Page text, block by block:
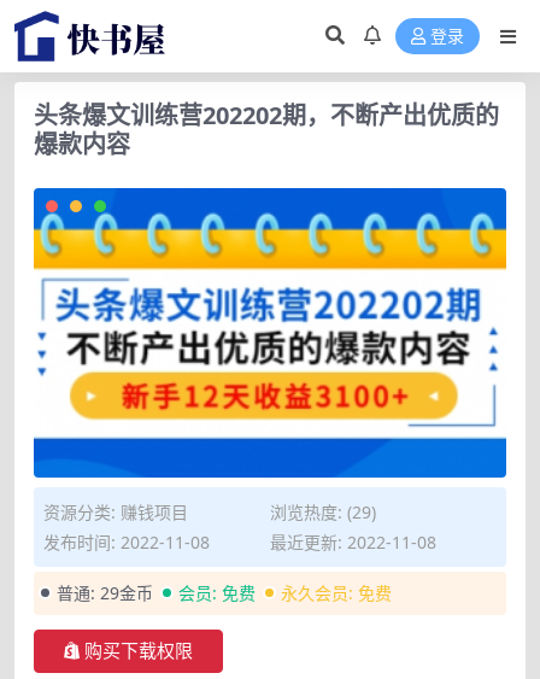
登录
头条爆文训练营202202期，不断产出优质的
爆款内容
资源分类: 赚钱项目
浏览热度: (29)
发布时间: 2022-11-08
最近更新: 2022-11-08
普通: 29金币 会员: 免费 永久会员: 免费
购买下载权限